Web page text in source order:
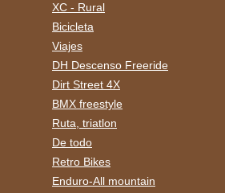
XC - Rural
Bicicleta
Viajes
DH Descenso Freeride
Dirt Street 4X
BMX freestyle
Ruta, triatlon
De todo
Retro Bikes
Enduro-All mountain